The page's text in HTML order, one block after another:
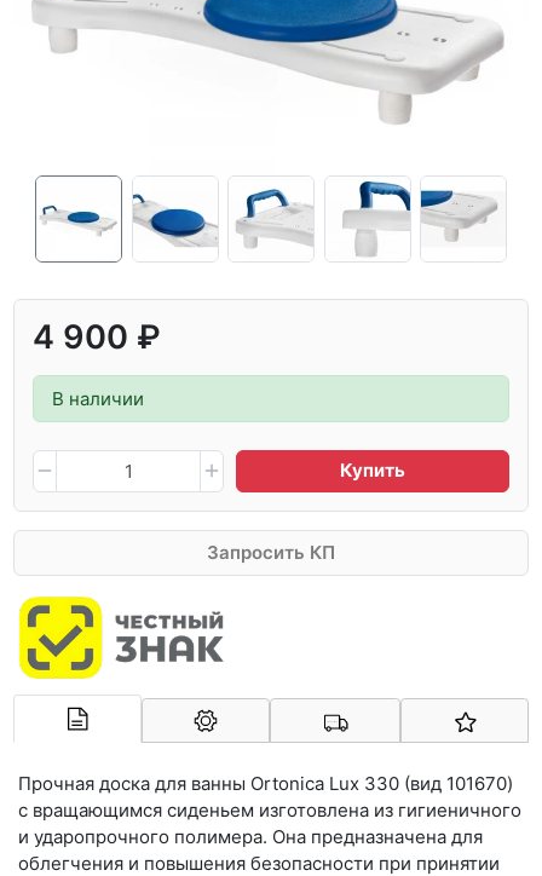
4 900 ₽
В наличии
Купить
Запросить КП
Арконт-Мед
Прочная доска для ванны Ortonica Lux 330 (вид 101670)
с вращающимся сиденьем изготовлена из гигиеничного
и ударопрочного полимера. Она предназначена для
облегчения и повышения безопасности при принятии